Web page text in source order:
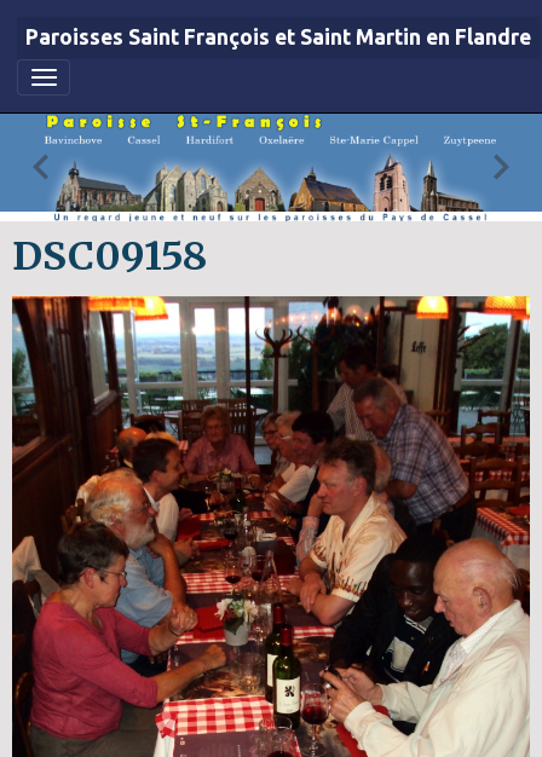
Paroisses Saint François et Saint Martin en Flandre
DSC09158